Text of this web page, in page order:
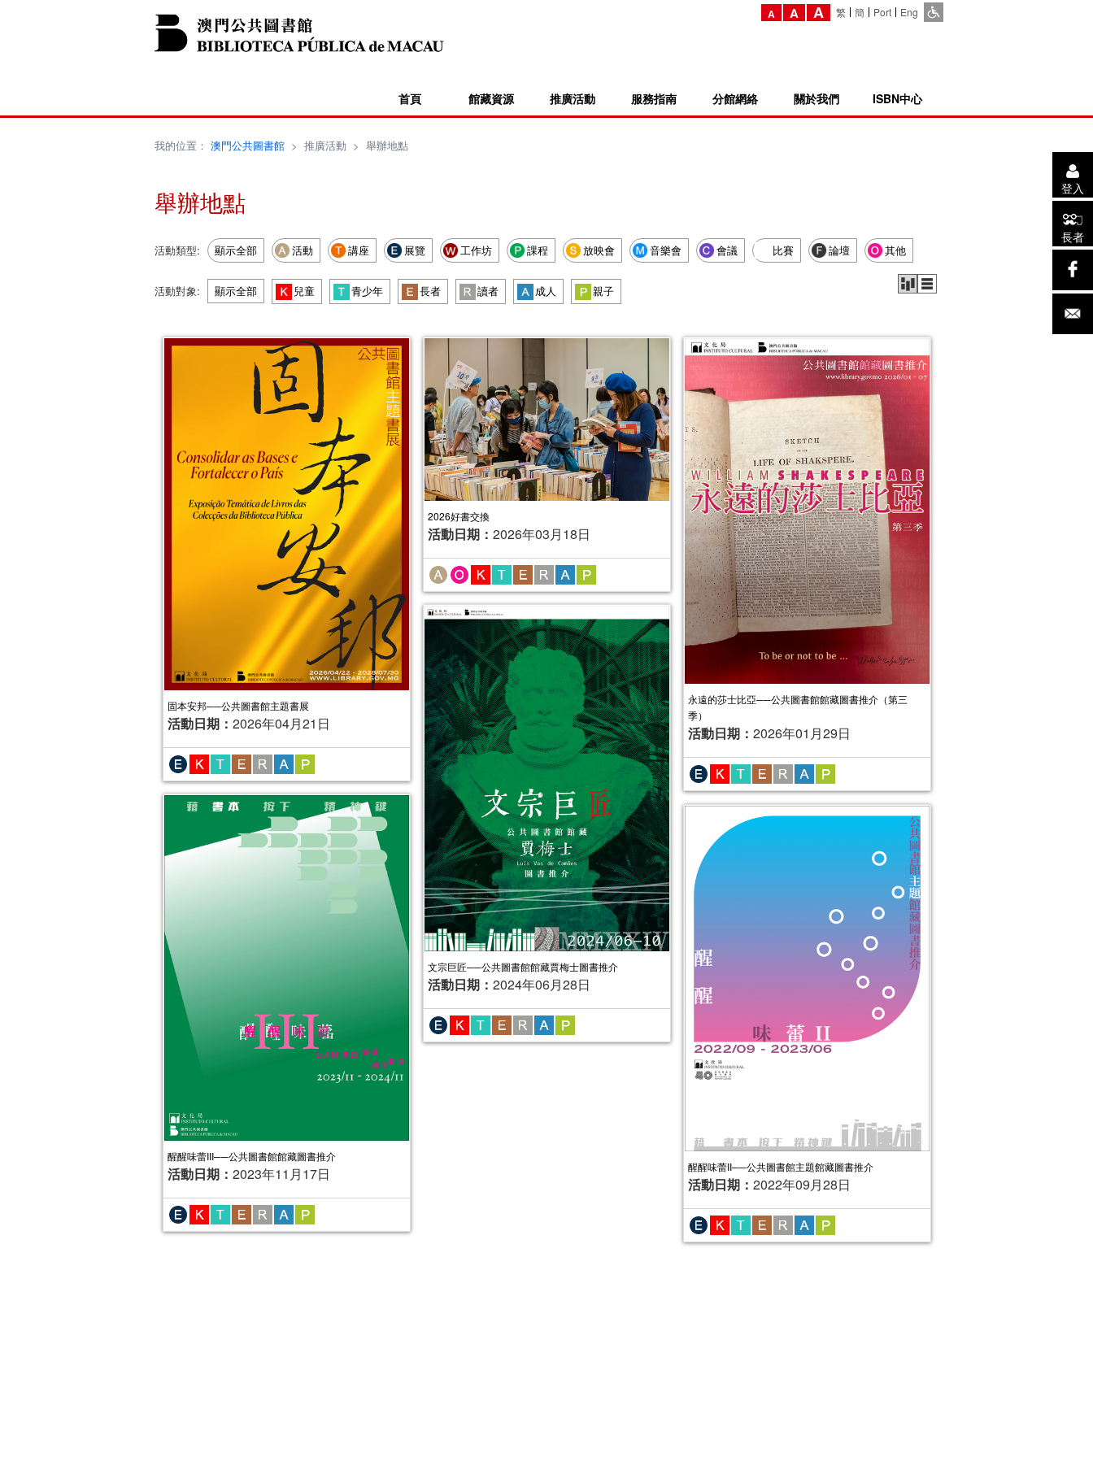
A A A 繁 簡 Port Eng
首頁 館藏資源 推廣活動 服務指南 分館網絡 關於我們 ISBN中心
登入
長者
我的位置： 澳門公共圖書館> 推廣活動 > 舉辦地點
舉辦地點
活動類型: 顯示全部 活動 講座 展覽 工作坊 課程 放映會 音樂會 會議 比賽 論壇 其他
活動對象: 顯示全部 兒童 青少年 長者 讀者 成人 親子
固本安邦──公共圖書館主題書展
活動日期： 2026年04月21日
2026好書交換
活動日期： 2026年03月18日
永遠的莎士比亞──公共圖書館館藏圖書推介（第三
季）
活動日期： 2026年01月29日
文宗巨匠──公共圖書館館藏賈梅士圖書推介
活動日期： 2024年06月28日
醒醒味蕾III──公共圖書館館藏圖書推介
活動日期： 2023年11月17日 醒醒味蕾II──公共圖書館主題館藏圖書推介
活動日期： 2022年09月28日